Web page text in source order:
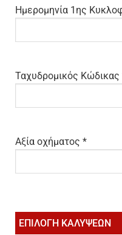
Ημερομηνία 1ης
Ταχυδρομικός Κώδικας
Αξία οχήματος *
ΕΠΙΛΟΓΗ ΚΑΛΥΨΕΩΝ